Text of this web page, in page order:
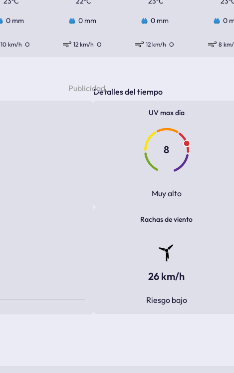
0 mm 0 mm 0 mm 0
10 km/h O 12 km/h O 12 km/h O 8
Detalles del tiempo
UV max día
8
Muy alto
Rachas de viento
26 km/h
Riesgo bajo